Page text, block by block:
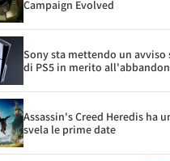
Campaign Evolved
Sony sta mettendo un avviso
di PS5 in merito
Assassin's Creed Heredis ha
svela le prime date